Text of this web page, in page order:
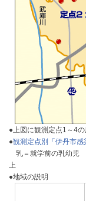
●上図に観測定点1～4の
●観測定点別「伊丹市感
乳＝就学前の乳幼児
上
●地域の説明